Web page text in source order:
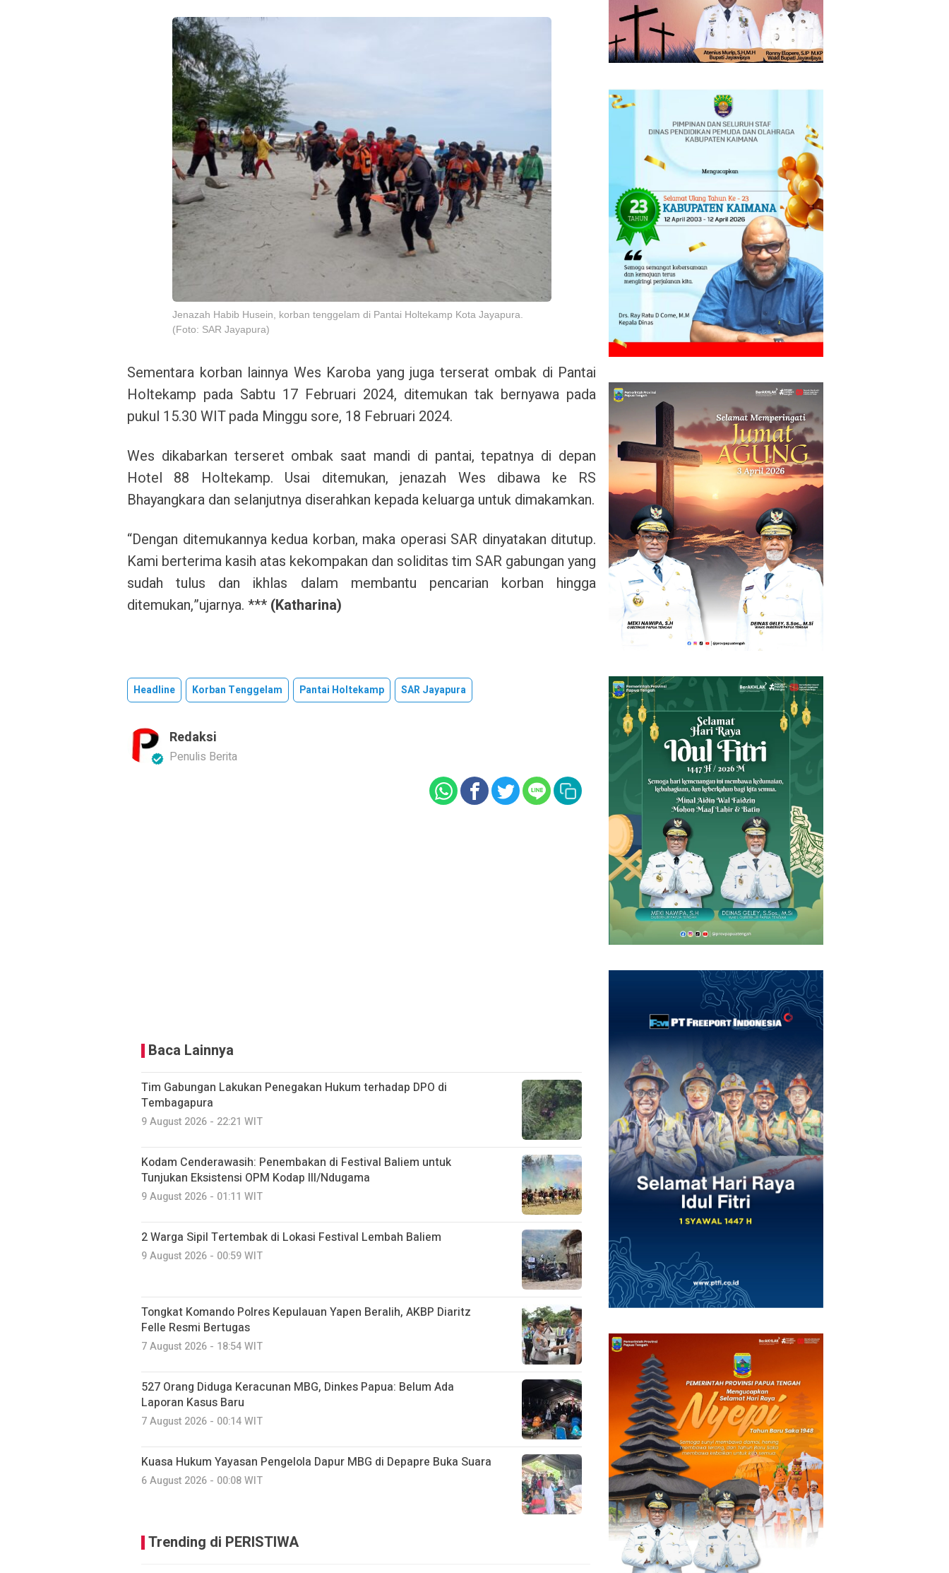
Jenazah Habib Husein, korban tenggelam di Pantai Holtekamp Kota Jayapura.
(Foto: SAR Jayapura)
Sementara korban lainnya Wes Karoba yang juga terserat ombak di Pantai
Holtekamp pada Sabtu 17 Februari 2024, ditemukan tak bernyawa pada
pukul 15.30 WIT pada Minggu sore, 18 Februari 2024.
Wes dikabarkan terseret ombak saat mandi di pantai, tepatnya di depan
Hotel 88 Holtekamp. Usai ditemukan, jenazah Wes dibawa ke RS
Bhayangkara dan selanjutnya diserahkan kepada keluarga untuk dimakamkan.
“Dengan ditemukannya kedua korban, maka operasi SAR dinyatakan ditutup.
Kami berterima kasih atas kekompakan dan soliditas tim SAR gabungan yang
sudah tulus dan ikhlas dalam membantu pencarian korban hingga
ditemukan,”ujarnya. *** (Katharina)
Headline Korban Tenggelam Pantai Holtekamp SAR Jayapura
Redaksi
Penulis Berita
Baca Lainnya
Tim Gabungan Lakukan Penegakan Hukum terhadap DPO di
Tembagapura
9 August 2026 - 22:21 WIT
Kodam Cenderawasih: Penembakan di Festival Baliem untuk
Tunjukan Eksistensi OPM Kodap III/Ndugama
9 August 2026 - 01:11 WIT
2 Warga Sipil Tertembak di Lokasi Festival Lembah Baliem
9 August 2026 - 00:59 WIT
Tongkat Komando Polres Kepulauan Yapen Beralih, AKBP Diaritz
Felle Resmi Bertugas
7 August 2026 - 18:54 WIT
527 Orang Diduga Keracunan MBG, Dinkes Papua: Belum Ada
Laporan Kasus Baru
7 August 2026 - 00:14 WIT
Kuasa Hukum Yayasan Pengelola Dapur MBG di Depapre Buka Suara
6 August 2026 - 00:08 WIT
Trending di PERISTIWA